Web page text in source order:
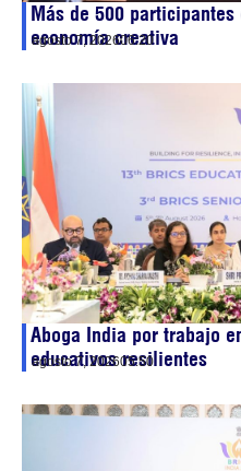
Más de 500
economía creativa
agosto 7, 202606:20
Aboga India por trabajo
educativos resilientes
agosto 7, 202605:50